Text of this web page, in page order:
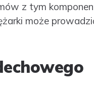
z tym
może